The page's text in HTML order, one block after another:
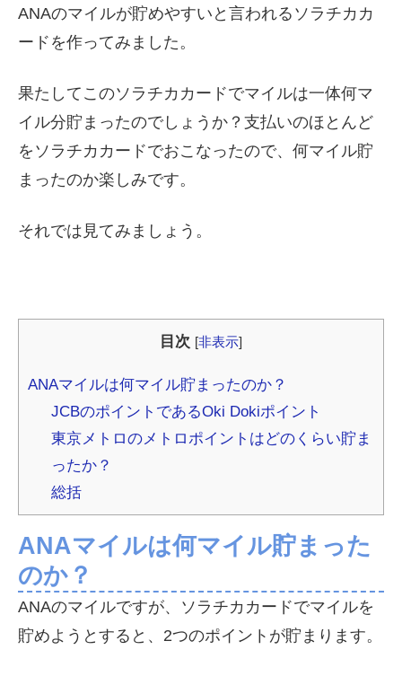
ANAのマイルが貯めやすいと言われるソラチカカ
ードを作ってみました。
果たしてこのソラチカカードでマイルは一体何マ
イル分貯まったのでしょうか？支払いのほとんど
をソラチカカードでおこなったので、何マイル貯
まったのか楽しみです。
それでは見てみましょう。
目次 [非表示]
ANAマイルは何マイル貯まったのか？
JCBのポイントであるOki Dokiポイント
東京メトロのメトロポイントはどのくらい貯ま
ったか？
総括
ANAマイルは何マイル貯まった
のか？
ANAのマイルですが、ソラチカカードでマイルを
貯めようとすると、2つのポイントが貯まります。